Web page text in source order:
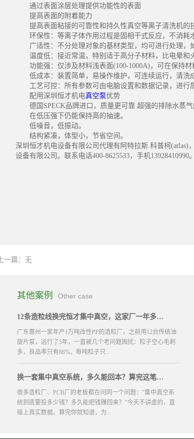
通过表面涂层处理提供功能性的表面
提高表面的附着能力
提高表面粘接的可靠性和持久性真空等离子清洗机的
环保性：等离子体作用过程是固相干式反应，不消耗
广适性：不分处理对象的基材类型，均可进行处理，
温度低：接近常温，特别适于高分子材料，比电晕和
功能强：仅涉及材料浅表面(100-1000A)，可在保持材
低成本：装置简单，易操作维护，可连续运行，清洗
工艺可控：所有参数可由电脑设置和数据记录，进行
配用深圳恒才机电真空泵优势
德国SPECK品牌进口，质量更可靠 超强的排除水蒸气
在低压强下仍能保持高的抽速。
低噪音，低振动。
结构紧凑，体型小，节省空间。
深圳恒才机电设备有限公司代理有阿特拉斯.科普柯(atlas)
设备有限公司。联系电话400-8625533，手机13928410990。
上一篇：无
其他案例 Other case
12条造粒线换完恒才集中真空，这家厂一年多赚100万
广东惠州一家年产1万吨改性PP的造粒厂，之前用12台传统油
旋片泵，运行了5年，一直被几个老问题困扰：粒子空心毛刺
多，良品率只有86%，每吨粒子只...
能卖7800元，比行业均价低300元；真空泵每月电费7.2万，一
年下来电费就要86万；每月清理泵腔、换泵油、换叶片的维护
费就要8000元，一年近10万；去年还因为排气粉尘不达标，被
环保部门罚款了6万元，一年下来真空泵相关的隐形成本就超
换一套集中真空系统，多久能回本？算完这笔账，大部分老板坐不住了
很多造粒厂、PCB厂的老板都在问同一个问题："集中真空系
统到底要投多少钱？多久能把钱赚回来？"今天不讲虚的，直
接上真实数据。算完你就知道，为...